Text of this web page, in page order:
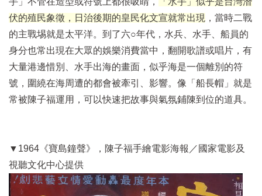
伏的殖民象徵，日治後期的皇民化文宣就常出現 ，當時二戰
的主戰埸就是太平洋。到了六○年代，水兵、水手、船員的
身分也常出現在大眾的娛樂消費當中，翻開歌譜或唱片，有
大量港邊惜別、水手出海的畫面，似乎海是一個離別的符
號，圍繞在海周遭的都會被牽引、影響。像「船長帽」就是
常被陳子福運用，可以快速把故事與氣氛鋪陳到位的道具。
▼1964《寶島鐘聲》，陳子福手繪電影海報／ 國家電影及
視聽文化中心提供